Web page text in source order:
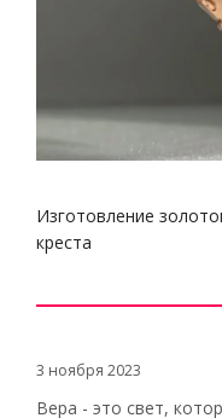
Изготовление
креста
3 ноября 2023
Вера - это свет,